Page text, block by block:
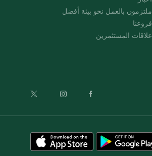
ملتزمون بالعمل نحو بيئة أفضل
فروعنا
علاقات المستثمرين